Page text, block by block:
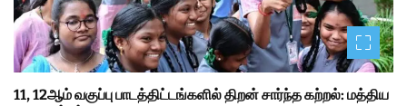
11, 12ஆம் வகுப்பு பாடத்திட்டங்களில் திறன் சார்ந்த கற்றல்: மத்திய